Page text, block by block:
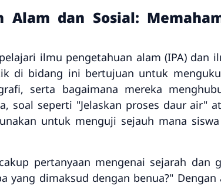
Alam dan Sosial:
ilmu pengetahuan alam (IPA) dan
di bidang ini bertujuan untuk
serta bagaimana mereka
soal seperti "Jelaskan proses daur air"
untuk menguji sejauh mana
pertanyaan mengenai sejarah dan
yang dimaksud dengan benua?"